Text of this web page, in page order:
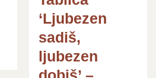
‘Ljubezen
sadiš,
ljubezen